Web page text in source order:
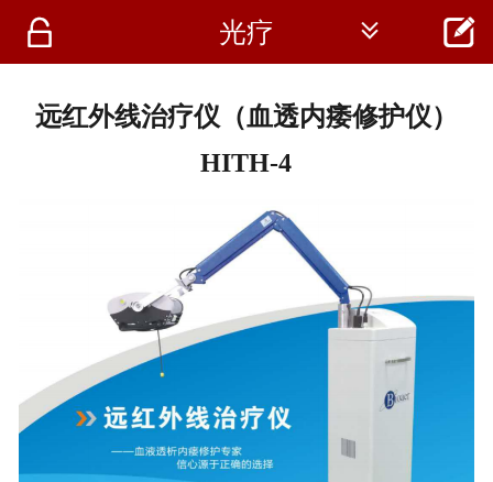
 首页
 光疗  
远红外线治疗仪（血透内痿修护仪）
HITH-4